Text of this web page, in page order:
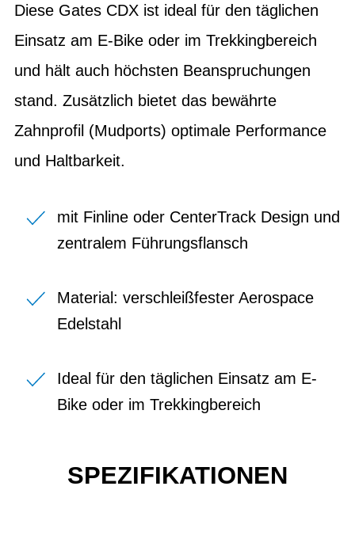
Diese Gates CDX ist ideal für den täglichen
Einsatz am E-Bike oder im Trekkingbereich
und hält auch höchsten Beanspruchungen
stand. Zusätzlich bietet das bewährte
Zahnprofil (Mudports) optimale Performance
und Haltbarkeit.
mit Finline oder CenterTrack Design und
zentralem Führungsflansch
Material: verschleißfester Aerospace
Edelstahl
Ideal für den täglichen Einsatz am E-
Bike oder im Trekkingbereich
SPEZIFIKATIONEN